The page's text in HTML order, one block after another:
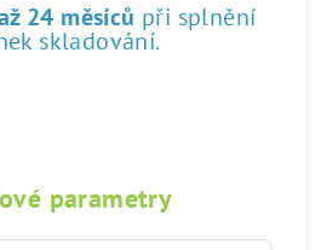
24 měsíců při splnění
skladování.
parametry